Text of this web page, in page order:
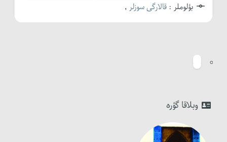
بؤلوملر : قالارگی سوزلر ,
وبلاقا گؤره